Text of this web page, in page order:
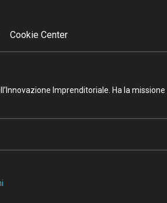
Cookie Center
Imprenditoriale. Ha la